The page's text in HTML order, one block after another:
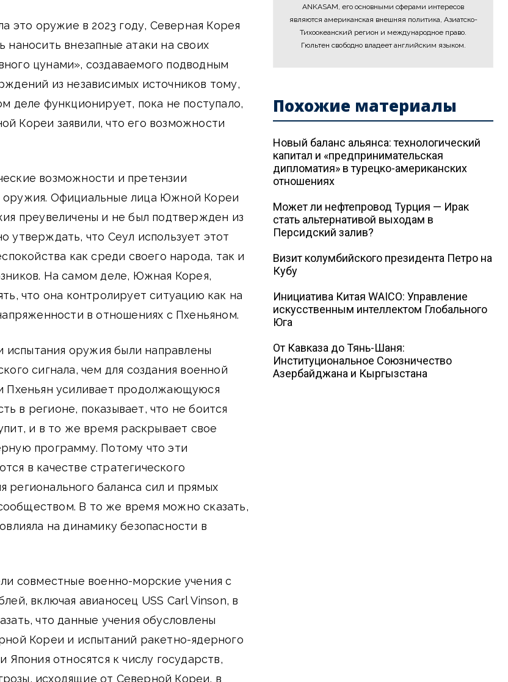
это оружие в 2023 году, Северная Корея
наносить внезапные атаки на своих
цунами», создаваемого подводным
из независимых источников тому,
деле функционирует, пока не поступало,
Кореи заявили, что его возможности
возможности и претензии
оружия. Официальные лица Южной Кореи
преувеличены и не был подтвержден из
утверждать, что Сеул использует этот
как среди своего народа, так и
На самом деле, Южная Корея,
что она контролирует ситуацию как на
в отношениях с Пхеньяном.
испытания оружия были направлены
сигнала, чем для создания военной
Пхеньян усиливает продолжающуюся
в регионе, показывает, что не боится
и в то же время раскрывает свое
программу. Потому что эти
в качестве стратегического
регионального баланса сил и прямых
В то же время можно сказать,
на динамику безопасности в
совместные военно-морские учения с
включая авианосец USS Carl Vinson, в
что данные учения обусловлены
Кореи и испытаний ракетно-ядерного
относятся к числу государств,
исходящие от Северной Кореи, в
ANKASAM, его основными сферами интересов
являются американская внешняя политика, Азиатско-
Тихоокеанский регион и международное право.
Гюльтен свободно владеет английским языком.
Похожие материалы
Новый баланс альянса: технологический
капитал и «предпринимательская
дипломатия» в турецко-американских
отношениях
Может ли нефтепровод Турция — Ирак
стать альтернативой выходам в
Персидский залив?
Визит колумбийского президента Петро на
Кубу
Инициатива Китая WAICO: Управление
искусственным интеллектом Глобального
Юга
От Кавказа до Тянь-Шаня:
Институциональное Союзничество
Азербайджана и Кыргызстана